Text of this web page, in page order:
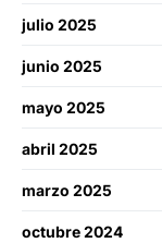
julio 2025
junio 2025
mayo 2025
abril 2025
marzo 2025
octubre 2024